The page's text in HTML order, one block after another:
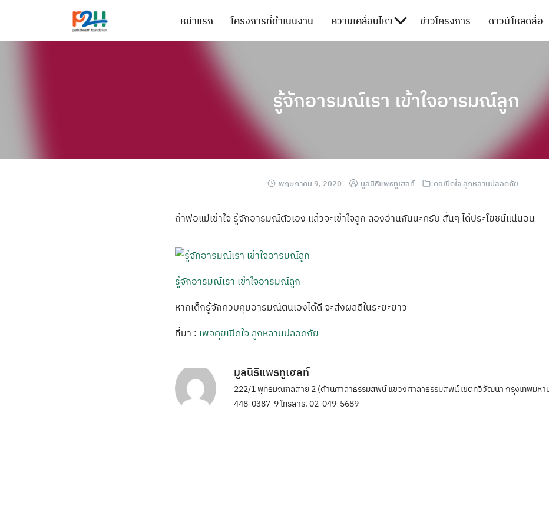
หน้าแรก โครงการที่ดำเนินงาน ความเคลื่อนไหว ข่าวโครงการ ดาวน์โหลดสื่อ
รู้จักอารมณ์เรา เข้าใจอารมณ์ลูก
พฤษภาคม 9, 2020 มูลนิธิแพธทูเฮลท์ คุยเปิดใจ ลูกหลานปลอดภัย
ถ้าพ่อแม่เข้าใจ รู้จักอารมณ์ตัวเอง แล้วจะเข้าใจลูก ลองอ่านกันนะครับ สั้นๆ ได้ประโยชน์แน่นอน
รู้จักอารมณ์เรา เข้าใจอารมณ์ลูก
หากเด็กรู้จักควบคุมอารมณ์ตนเองได้ดี จะส่งผลดีในระยะยาว
ที่มา : เพจคุยเปิดใจ ลูกหลานปลอดภัย
มูลนิธิแพธทูเฮลท์
222/1 พุทธมณฑลสาย 2 (ด้านศาลาธรรมสพน์ แขวงศาลาธรรมสพน์ เขตทวีวัฒนา กรุงเทพมหา
448-0387-9 โทรสาร. 02-049-5689